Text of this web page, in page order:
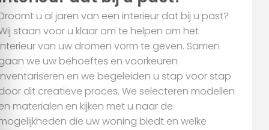
informatie over uw gebruik van onze site met onze partners
voor social media, adverteren en analyse. Deze partners
kunnen deze gegevens combineren met andere informatie
die u aan ze heeft verstrekt of die ze hebben verzameld op
Alles toestaan
Droomt u al jaren van een interieur dat bij u past?
Wij staan voor u klaar om te helpen om het
interieur van uw dromen vorm te geven. Samen
gaan we uw behoeftes en voorkeuren
inventariseren en we begeleiden u stap voor stap
door dit creatieve proces. We selecteren modellen
en materialen en kijken met u naar de
mogelijkheden die uw woning biedt en welke